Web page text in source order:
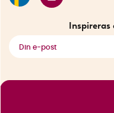
Inspireras